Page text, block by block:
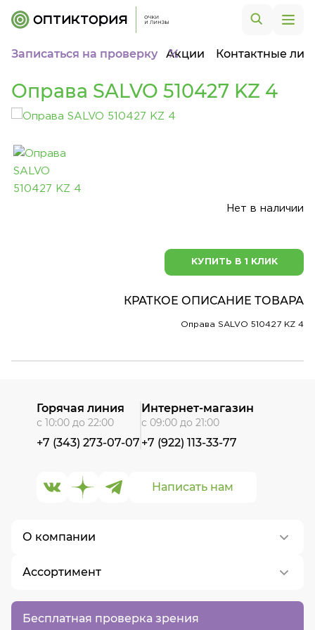
Записаться на проверку Акции Контактные
Оправа SALVO 510427 KZ 4
Нет в наличии
КУПИТЬ В 1 КЛИК
КРАТКОЕ ОПИСАНИЕ ТОВАРА
Оправа SALVO 510427 KZ 4
Бесплатная проверка зрения
О компании
О нас
Контакты
Вакансии
Ассортимент
Написать нам
Горячая линия
с 10:00 до 22:00
+7 (343) 273-07-07
Интернет-магазин
с 09:00 до 21:00
+7 (922) 113-33-77